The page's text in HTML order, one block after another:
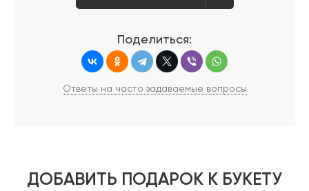
Поделиться:
Ответы на часто задаваемые вопросы
ДОБАВИТЬ ПОДАРОК К БУКЕТУ